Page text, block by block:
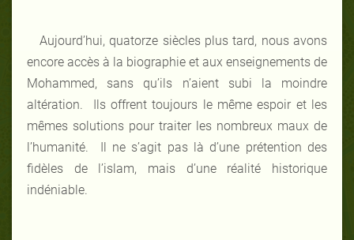
Aujourd’hui, quatorze siècles plus tard, nous avons
encore accès à la biographie et aux enseignements de
Mohammed, sans qu’ils n’aient subi la moindre
altération. Ils offrent toujours le même espoir et les
mêmes solutions pour traiter les nombreux maux de
l’humanité. Il ne s’agit pas là d’une prétention des
fidèles de l’islam, mais d’une réalité historique
indéniable.